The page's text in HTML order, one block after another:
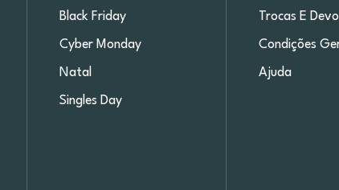
Black Friday
Cyber Monday
Natal
Singles Day
Trocas E
Condições
Ajuda